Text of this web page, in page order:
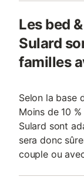
Les bed
Sulard
familles
Selon la base
Moins de 10
Sulard sont
sera donc
couple ou